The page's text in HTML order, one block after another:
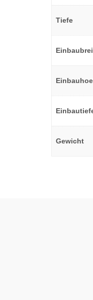
Tiefe
Gewicht